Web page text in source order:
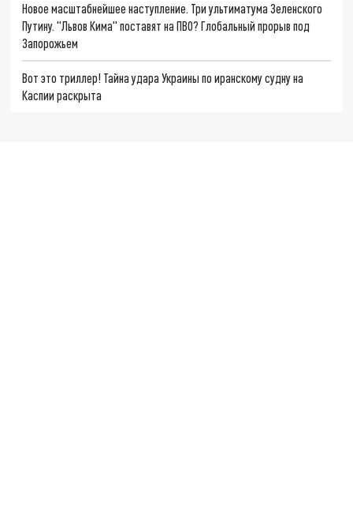
Новое масштабнейшее наступление. Три ультиматума Зеленского
Путину. "Львов Кима" поставят на ПВО? Глобальный прорыв под
Запорожьем
Вот это триллер! Тайна удара Украины по иранскому судну на
Каспии раскрыта